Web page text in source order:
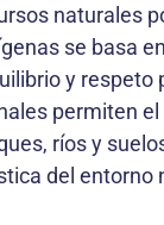
naturales
se basa
y respeto
permiten
ríos y
del entorno